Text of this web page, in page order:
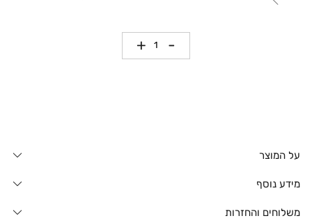
כמות
על המוצר
מידע נוסף
משלוחים והחזרות